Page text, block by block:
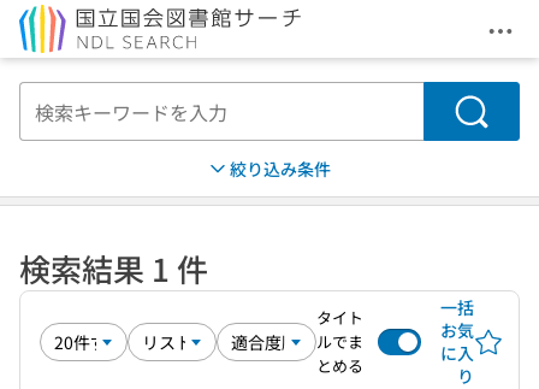
メ
検索
絞り込み条件
検索結果 1 件
タイト
ルでま
とめる
一括
お気
に入
り